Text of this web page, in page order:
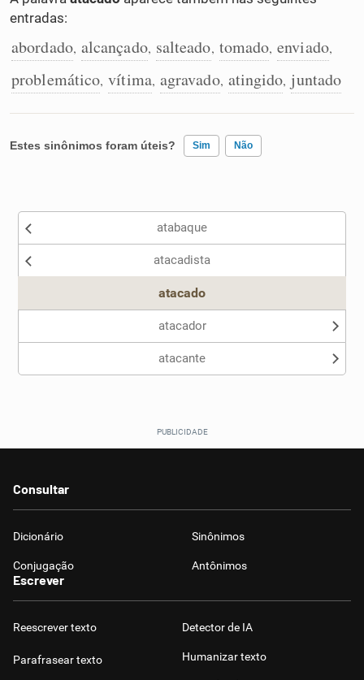
Caça-palavras
entradas:
abordado, alcançado, salteado, tomado, enviado,
problemático, vítima, agravado, atingido, juntado
Estes sinônimos foram úteis? Sim Não
Nenhum dos sinônimos apresentados me ajudou
atabaque
atacadista
atacado
atacador
atacante
Consultar
Dicionário Sinônimos
Conjugação Antônimos
Escrever
Reescrever texto
Parafrasear texto
Detector de IA
Humanizar texto